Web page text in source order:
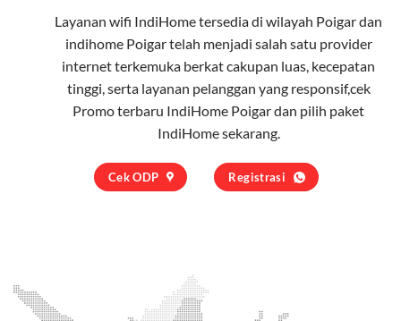
Layanan wifi IndiHometersedia di wilayah Poigar dan
indihome Poigar telah menjadi salah satu provider
internet terkemuka berkat cakupan luas, kecepatan
tinggi, serta layanan pelanggan yang responsif,cek
Promo terbaru IndiHome Poigar dan pilih paket
IndiHomesekarang.
Cek ODP Registrasi